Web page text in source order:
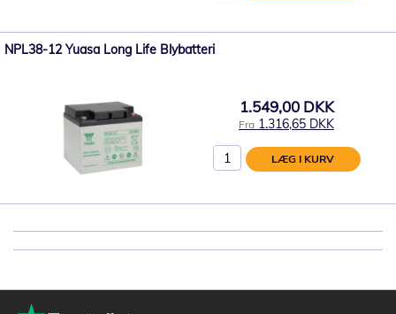
NPL38-12 Yuasa Long Life Blybatteri
1.549,00 DKK
Fra 1.316,65 DKK
LÆG I KURV